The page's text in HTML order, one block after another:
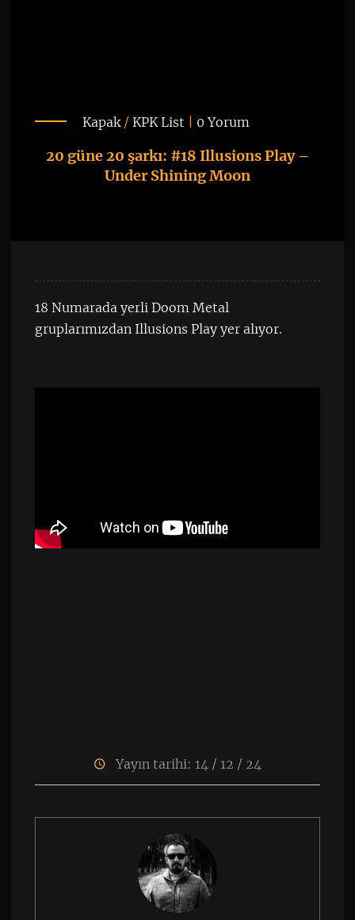
Kapak/ KPK List 0 Yorum
20 güne 20 şarkı: #18 Illusions Play –
Under Shining Moon
18 Numarada yerli Doom Metal
gruplarımızdan Illusions Play yer alıyor.
Yayın tarihi: 14 / 12 / 24